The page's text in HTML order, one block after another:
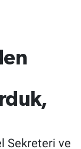
Sekreteri ve